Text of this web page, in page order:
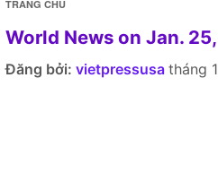
TRANG CHỦ
World News on Jan.
Đăng bởi: vietpressusa tháng